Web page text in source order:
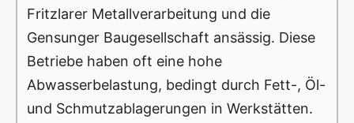
Fritzlarer Metallverarbeitung und die
Gensunger Baugesellschaft ansässig. Diese
Betriebe haben oft eine hohe
Abwasserbelastung, bedingt durch Fett-, Öl-
und Schmutzablagerungen in Werkstätten.